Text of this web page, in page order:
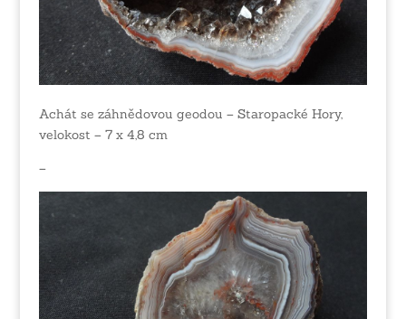
Achát se záhnědovou geodou – Staropacké Hory,
velokost – 7 x 4,8 cm
–